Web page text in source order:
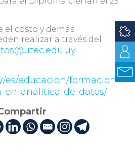
el costo y demás
realizar a través del
es/educacion/formacion-
en-analitica-de-datos/